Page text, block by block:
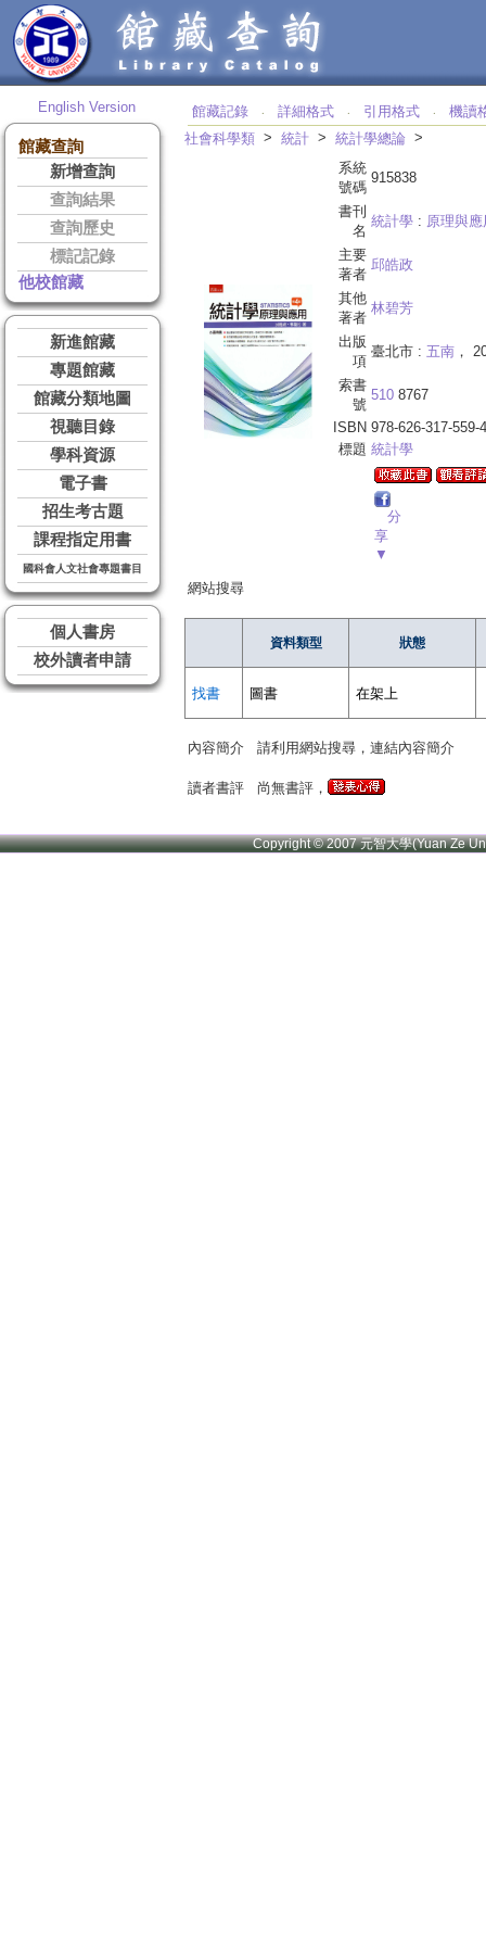
English Version
館藏查詢
新增查詢
查詢結果
查詢歷史
標記記錄
他校館藏
新進館藏
專題館藏
館藏分類地圖
視聽目錄
學科資源
電子書
招生考古題
課程指定用書
國科會人文社會專題書目
個人書房
校外讀者申請
館藏記錄 ‧ 詳細格式 ‧ 引用格式 ‧
機讀
社會科學類 > 統計 > 統計學總論 >
系統
號碼
915838
書刊
名
統計學 : 原理與應
主要
著者
邱皓政
其他
著者
林碧芳
出版
項
臺北市 : 五南 ，
索書
號
510 8767
ISBN 978-626-317-559-4
標題 統計學
分
享
▼
網站搜尋
資料類型 狀態
找書 圖書 在架上
內容簡介 請利用網站搜尋，連結內容簡介
讀者書評 尚無書評，
Copyright © 2007 元智大學(Yuan Ze